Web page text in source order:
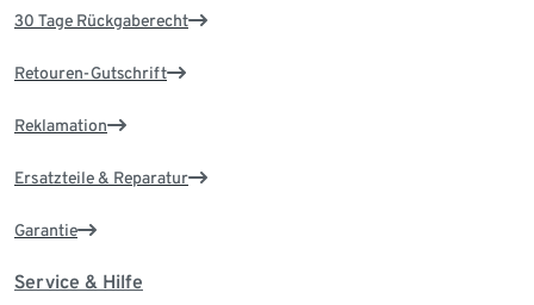
30 Tage Rückgaberecht
Retouren-Gutschrift
Reklamation
Ersatzteile & Reparatur
Garantie
Service & Hilfe